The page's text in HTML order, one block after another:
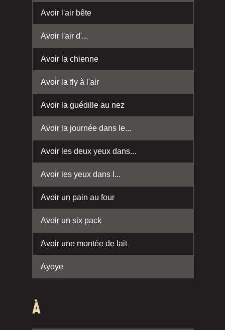
Avoir l'air bête
Avoir l'air d'...
Avoir la chienne
Avoir la fly à l'air
Avoir la guédille au nez
Avoir la journée dans le...
Avoir les deux yeux dans...
Avoir les yeux dans l...
Avoir un pain au four
Avoir un six pack
Avoir une montée de lait
Ayoye
À